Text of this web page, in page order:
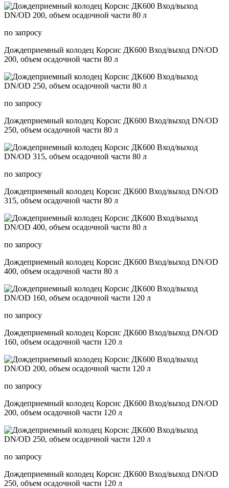
по запросу
Дождеприемный колодец Корсис ДК600 Вход/выход DN/OD
200, объем осадочной части 80 л
по запросу
Дождеприемный колодец Корсис ДК600 Вход/выход DN/OD
250, объем осадочной части 80 л
по запросу
Дождеприемный колодец Корсис ДК600 Вход/выход DN/OD
315, объем осадочной части 80 л
по запросу
Дождеприемный колодец Корсис ДК600 Вход/выход DN/OD
400, объем осадочной части 80 л
по запросу
Дождеприемный колодец Корсис ДК600 Вход/выход DN/OD
160, объем осадочной части 120 л
по запросу
Дождеприемный колодец Корсис ДК600 Вход/выход DN/OD
200, объем осадочной части 120 л
по запросу
Дождеприемный колодец Корсис ДК600 Вход/выход DN/OD
250, объем осадочной части 120 л